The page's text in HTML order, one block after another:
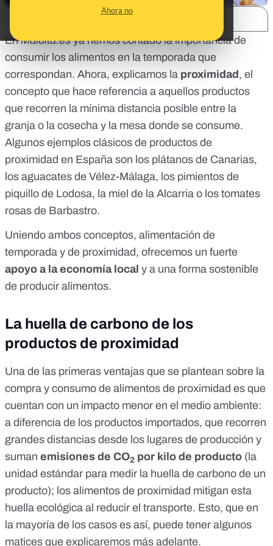
Ahora no
EnMaldita.esya hemos contado la importancia de
consumir los alimentos en la temporada que
correspondan. Ahora, explicamos la proximidad , el
concepto que hace referencia a aquellos productos
que recorren la mínima distancia posible entre la
granja o la cosecha y la mesa donde se consume.
Algunos ejemplos clásicos de productos de
proximidad en España son los plátanos de Canarias,
los aguacates de Vélez-Málaga, los pimientos de
piquillo de Lodosa, la miel de la Alcarria o los tomates
rosas de Barbastro.
Uniendo ambos conceptos, alimentación de
temporada y de proximidad, ofrecemos un fuerte
apoyo a la economía local y a una forma sostenible
de producir alimentos.
La huella de carbono de los
productos de proximidad
Una de las primeras ventajas que se plantean sobre la
compra y consumo de alimentos de proximidad es que
cuentan con un impacto menor en el medio ambiente:
a diferencia de los productos importados, que recorren
grandes distancias desde los lugares de producción y
suman emisiones de CO2 por kilo de producto (la
unidad estándar para medir la huella de carbono de un
producto); los alimentos de proximidad mitigan esta
huella ecológica al reducir el transporte. Esto, que en
la mayoría de los casos es así, puede tener algunos
matices que explicaremos más adelante.